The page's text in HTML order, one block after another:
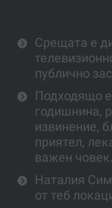
Срещата е
публично
Подходящо
годишнина,
извинение,
приятел,
важен човек.
Наталия
от теб